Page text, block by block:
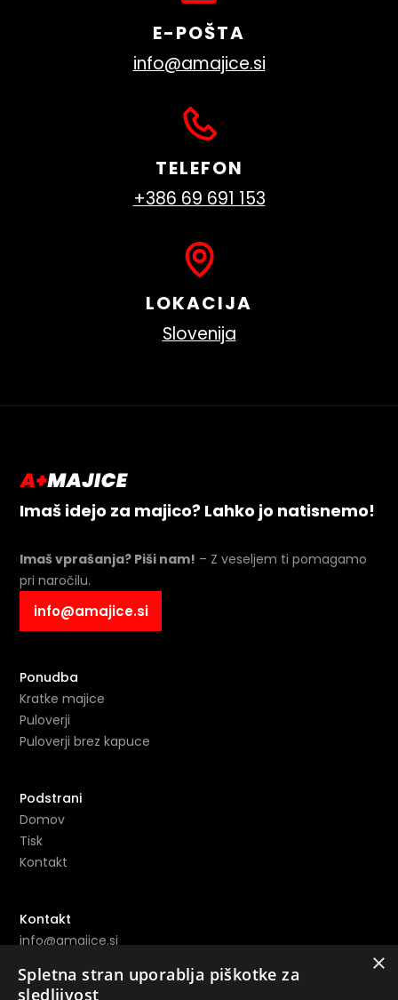
E-POŠTA
info@amajice.si
TELEFON
+386 69 691 153
LOKACIJA
Slovenija
Imaš idejo za majico? Lahko jo natisnemo!
Imaš vprašanja? Piši nam! – Z veseljem ti pomagamo
pri naročilu.
info@amajice.si
Ponudba
Kratke majice
Puloverji
Puloverji brez kapuce
Podstrani
Domov
Tisk
Kontakt
Kontakt
info@amajice.si
×
Spletna stran uporablja piškotke za
sledljivost